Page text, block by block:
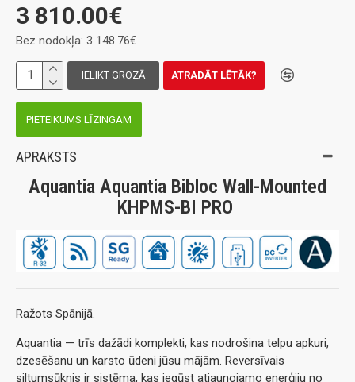
3 810.00€
Bez nodokļa: 3 148.76€
IELIKT GROZĀ ATRADĀT LĒTĀK?
PIETEIKUMS LĪZINGAM
APRAKSTS
Aquantia Aquantia Bibloc Wall-Mounted
KHPMS-BI PRO
Ražots Spānijā.
Aquantia — trīs dažādi komplekti, kas nodrošina telpu apkuri,
dzesēšanu un karsto ūdeni jūsu mājām. Reversīvais
siltumsūknis ir sistēma, kas iegūst atjaunojamo enerģiju no